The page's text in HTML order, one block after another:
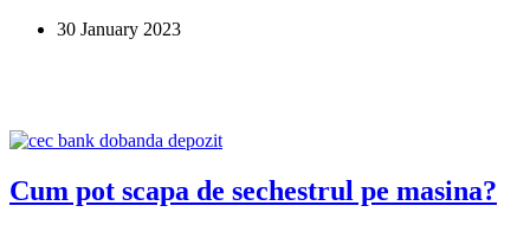
30 January 2023
Cum pot scapa de sechestrul pe masina?